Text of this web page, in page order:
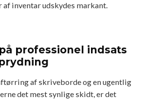
inventar udskydes markant.
professionel indsats
af skriveborde og en ugentlig
det mest synlige skidt, er det